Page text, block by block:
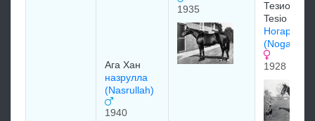
Ага Хан
назрулла
(Nasrullah)
1940
1935
Тезио/
Tesio
Ногара
(Nogara)
1928